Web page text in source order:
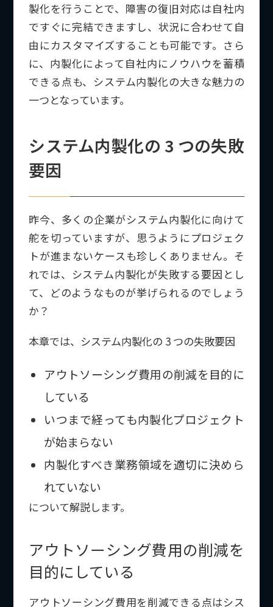
製化を行うことで、障害の復旧対応は自社内
ですぐに完結できますし、状況に合わせて自
由にカスタマイズすることも可能です。さら
に、内製化によって自社内にノウハウを蓄積
できる点も、システム内製化の大きな魅力の
一つとなっています。
システム内製化の 3 つの失敗
要因
昨今、多くの企業がシステム内製化に向けて
舵を切っていますが、思うようにプロジェク
トが進まないケースも珍しくありません。そ
れでは、システム内製化が失敗する要因とし
て、どのようなものが挙げられるのでしょう
か？
本章では、システム内製化の 3 つの失敗要因
アウトソーシング費用の削減を目的に
している
いつまで経っても内製化プロジェクト
が始まらない
内製化すべき業務領域を適切に決めら
れていない
について解説します。
アウトソーシング費用の削減を
目的にしている
アウトソーシング費用を削減できる点はシス